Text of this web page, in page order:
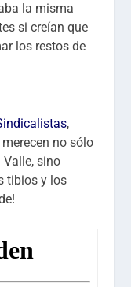
la misma
si creían que
los restos de
,
no sólo
sino
tibios y los